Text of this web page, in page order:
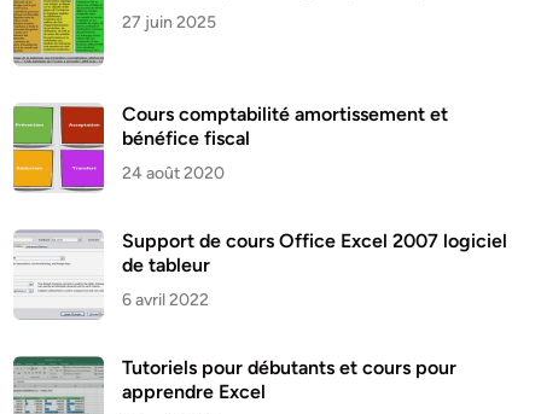
27 juin 2025
Cours comptabilité amortissement et
bénéfice fiscal
24 août 2020
Support de cours Office Excel 2007 logiciel
de tableur
6 avril 2022
Tutoriels pour débutants et cours pour
apprendre Excel